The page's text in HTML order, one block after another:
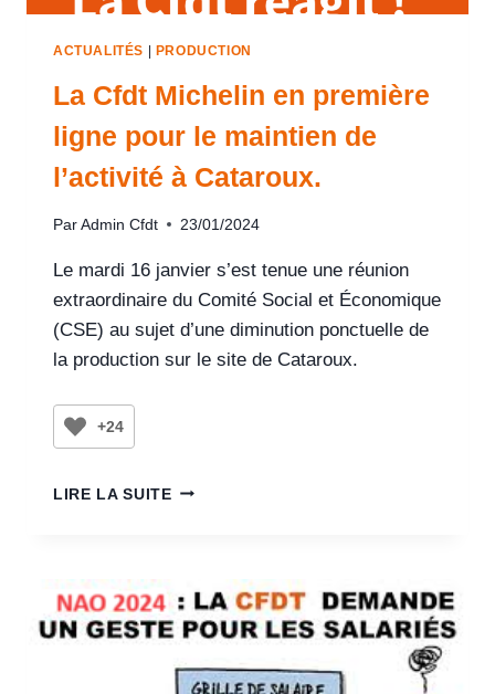
ACTUALITÉS PRODUCTION
La Cfdt Michelin en première
ligne pour le maintien de
l’activité à Cataroux.
Par Admin Cfdt 23/01/2024
Le mardi 16 janvier s’est tenue une réunion
extraordinaire du Comité Social et Économique
(CSE) au sujet d’une diminution ponctuelle de
la production sur le site de Cataroux.
+24
LIRE LA SUITE